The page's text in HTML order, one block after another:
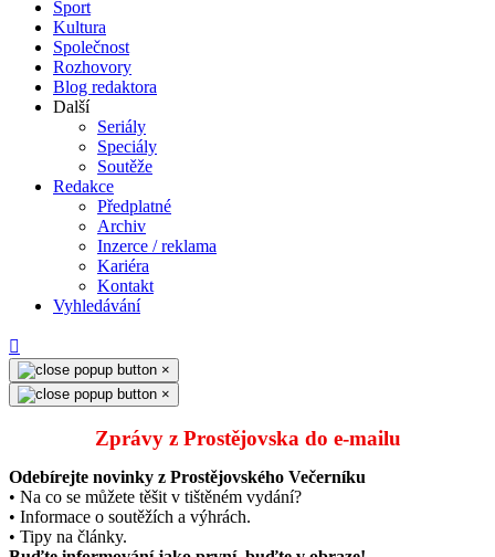
Sport
Kultura
Společnost
Rozhovory
Blog redaktora
Další
Seriály
Speciály
Soutěže
Redakce
Předplatné
Archiv
Inzerce / reklama
Kariéra
Kontakt
Vyhledávání
×
×
Zprávy z Prostějovska do e‑mailu
Odebírejte novinky z Prostějovského Večerníku
• Na co se můžete těšit v tištěném vydání?
• Informace o soutěžích a výhrách.
• Tipy na články.